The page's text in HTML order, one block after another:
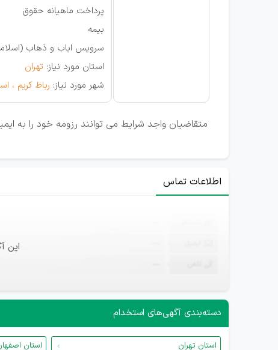
پرداخت ماهیانه حقوق
بیمه
سرویس ایاب و ذهاب
استان مورد نیاز: تهران
شهر مورد نیاز: رباط کریم ،
متقاضیان واجد شرایط می توانند رزومه خود را به
اطلاعات تماس
این
دسته‌بندی آگهی‌های استخدام
استان تهران استان